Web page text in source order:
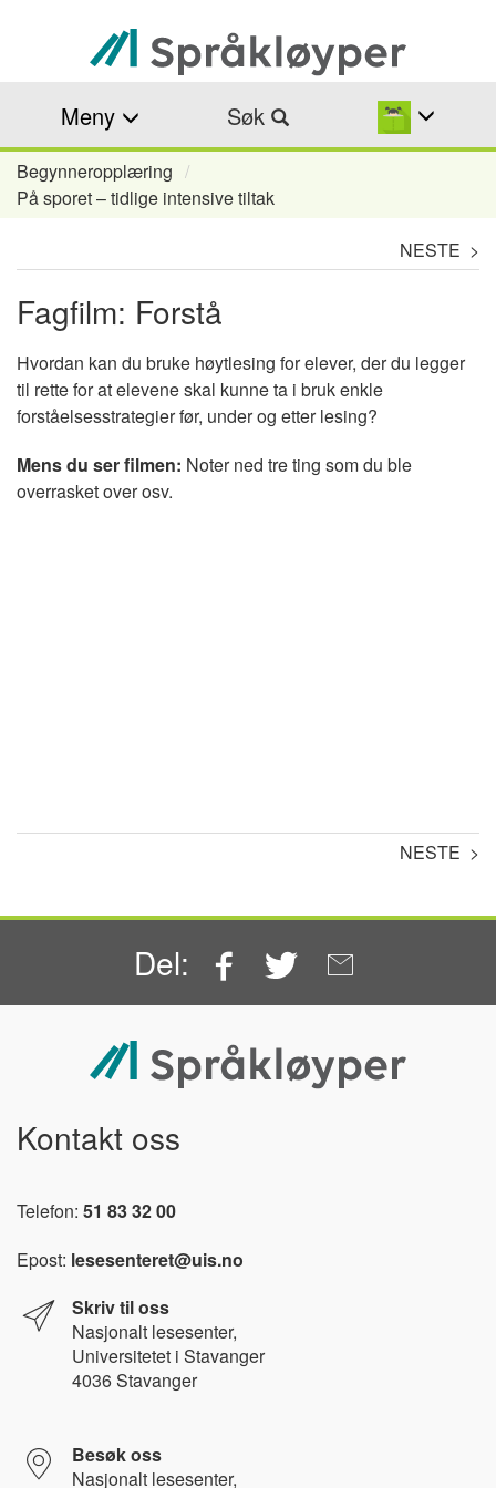
hovedinnhold
Meny Søk
Navigasjonssti
Begynneropplæring
På sporet – tidlige intensive tiltak
NESTE >
Fagfilm: Forstå
Hvordan kan du bruke høytlesing for elever, der du legger
til rette for at elevene skal kunne ta i bruk enkle
forståelsesstrategier før, under og etter lesing?
Mens du ser filmen: Noter ned tre ting som du ble
overrasket over osv.
NESTE >
Del: Facebook
Twitter
Kontakt oss
Telefon: 51 83 32 00
Epost: lesesenteret@uis.no
Skriv til oss
Nasjonalt lesesenter,
Universitetet i Stavanger
4036 Stavanger
Besøk oss
Nasjonalt lesesenter,